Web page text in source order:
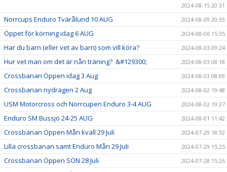
2024-08-15 20:31
Norrcups Enduro Tvärålund 10 AUG 2024-08-09 20:33
Öppet för körning idag 6 AUG 2024-08-06 15:35
Har du barn (eller vet av barn) som vill köra? 2024-08-03 09:24
Hur vet man om det är nån träning? &#129300; 2024-08-03 08:18
Crossbanan Öppen idag 3 Aug 2024-08-03 08:09
Crossbanan nydragen 2 Aug 2024-08-02 19:48
USM Motorcross och Norrcupen Enduro 3-4 AUG 2024-08-02 19:37
Enduro SM Bussjö 24-25 AUG 2024-08-01 11:42
Crossbanan Öppen Mån kväll 29 Juli 2024-07-29 18:32
Lilla crossbanan samt Enduro Mån 29 Juli 2024-07-29 15:25
Crossbanan Öppen SÖN 28 Juli 2024-07-28 15:26